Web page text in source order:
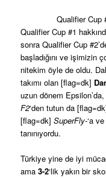
Qualifier Cup
Qualifier Cup #1
sonra Qualifier Cup
başladığını ve işimizin
nitekim öyle de oldu.
takımı olan [flag=dk]
uzun dönem
F2‘den tutun da
[flag=dk]SuperFly-‘a
tanınıyordu.
Türkiye yine de iyi
ama3-2‘lik yakın bir